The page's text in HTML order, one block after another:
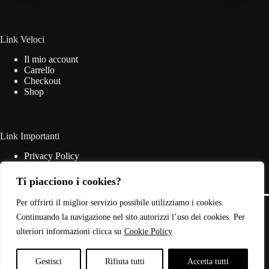
Ti piacciono i cookies?
Per offrirti il miglior servizio possibile utilizziamo i cookies.
Continuando la navigazione nel sito autorizzi l’uso dei cookies. Per
ulteriori informazioni clicca su Cookie Policy
Gestisci Rifiuta tutti Accetta tutti
pagina
prodotto
Link Veloci
Il mio account
Carrello
Checkout
Shop
Link Importanti
Privacy Policy
Termini & Condizioni
Contatti
© 2026 - Web Powered byDylog Italia S.p.A.